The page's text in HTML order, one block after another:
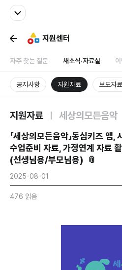
패밀리사이트
지원센터
자주 찾는 질문 새소식·자료실
공지사항 지원자료 보도자료
지원자료 세상의모든음악
「세상의모든음악」동심키즈 앱,
수업준비 자료, 가정연계 자료
(선생님용/부모님용) 📎
2025-08-01
476 읽음